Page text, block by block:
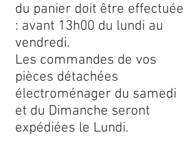
du panier doit être effectuée
: avant 13h00 du lundi au
vendredi.
Les commandes de vos
pièces détachées
électroménager du samedi
et du Dimanche seront
expédiées le Lundi.